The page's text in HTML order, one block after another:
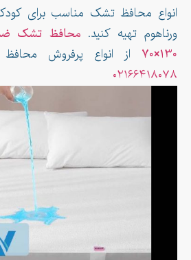
انواع محافظ تشک مناسب برای
ورناهوم تهیه کنید.
130×70
از انواع پرفروش
۰۲۱۶۶۴۱۸۰۷۸